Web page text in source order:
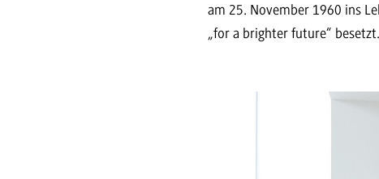
am 25. November 1960 ins
„for a brighter future“ besetzt.